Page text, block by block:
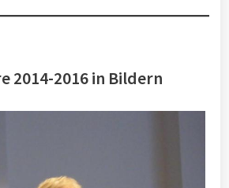
2014-2016 in Bildern